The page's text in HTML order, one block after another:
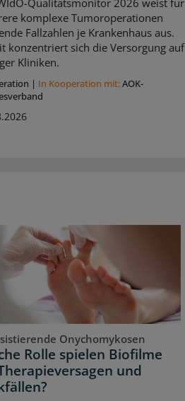
komplexe Tumoroperationen
Fallzahlen je Krankenhaus aus.
konzentriert sich die Versorgung auf
Kliniken.
| In Kooperation mit:AOK-
Onychomykosen
Rolle spielen Biofilme
und